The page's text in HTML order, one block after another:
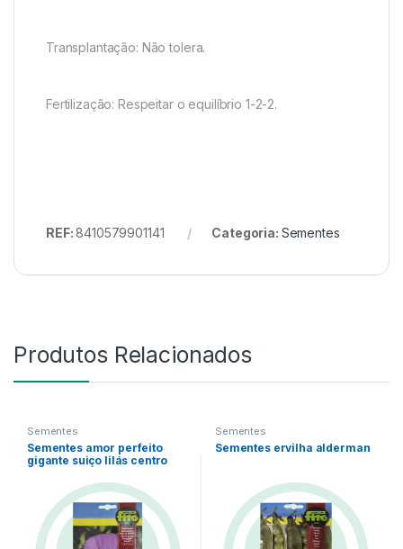
Transplantação: Não tolera.
Fertilização: Respeitar o equilíbrio 1-2-2.
REF:8410579901141 Categoria: Sementes
Produtos Relacionados
Sementes
Sementes amor perfeito
gigante suiço lilás centro
Sementes
Sementes ervilha alderman